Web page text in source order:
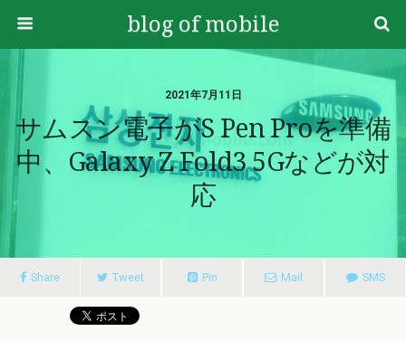
blog of mobile
2021年7月11日
サムスン電子がS Pen Proを準備
中、Galaxy Z Fold3 5Gなどが対
応
Share Tweet Pin Mail SMS